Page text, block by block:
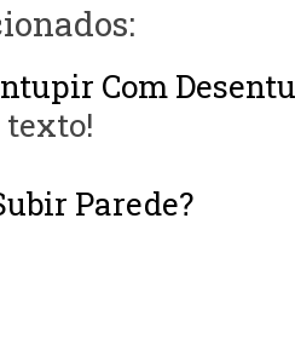
Com
Parede?